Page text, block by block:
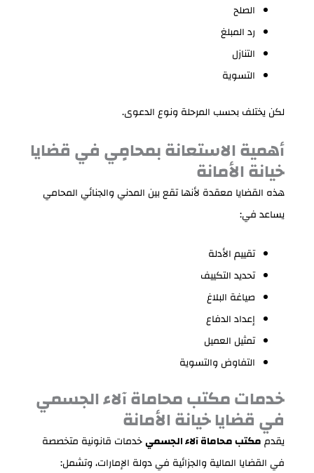
الصلح
رد المبلغ
التنازل
التسوية
لكن يختلف بحسب المرحلة ونوع الدعوى.
أهمية الاستعانة بمحامٍي في قضايا
خيانة الأمانة
هذه القضايا معقدة لأنها تقع بين المدني والجنائي المحامي
يساعد في:
تقييم الأدلة
تحديد التكييف
صياغة البلاغ
إعداد الدفاع
تمثيل العميل
التفاوض والتسوية
خدمات مكتب محاماة آلاء الجسمي
في قضايا خيانة الأمانة
يقدممكتب محاماة آلاء الجسميخدمات قانونية متخصصة
في القضايا المالية والجزائية في دولة الإمارات، وتشمل: